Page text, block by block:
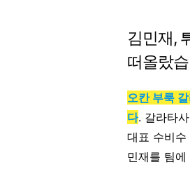
김민재,
떠올랐
오칸 부룩
다. 갈라타
대표 수비
민재를 팀